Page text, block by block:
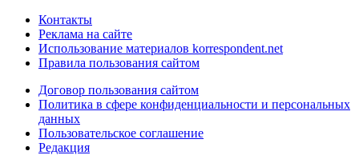
Контакты
Реклама на сайте
Использование материалов korrespondent.net
Правила пользования сайтом
Договор пользования сайтом
Политика в сфере конфиденциальности и персональных
данных
Пользовательское соглашение
Редакция